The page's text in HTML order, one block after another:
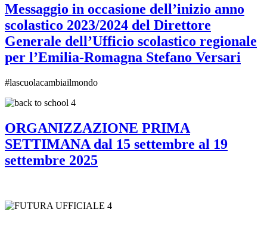
Messaggio in occasione dell’inizio anno
scolastico 2023/2024 del Direttore
Generale dell’Ufficio scolastico regionale
per l’Emilia-Romagna Stefano Versari
#lascuolacambiailmondo
ORGANIZZAZIONE PRIMA
SETTIMANA dal 15 settembre al 19
settembre 2025